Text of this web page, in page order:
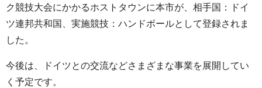
ク競技大会にかかるホストタウンに本市が、相手国：ドイ
ツ連邦共和国、実施競技：ハンドボールとして登録されま
した。
今後は、ドイツとの交流などさまざまな事業を展開してい
く予定です。